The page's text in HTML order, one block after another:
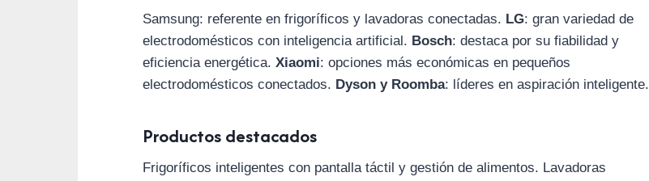
Samsung: referente en frigoríficos y lavadoras conectadas. LG: gran variedad de
electrodomésticos con inteligencia artificial. Bosch: destaca por su fiabilidad y
eficiencia energética. Xiaomi: opciones más económicas en pequeños
electrodomésticos conectados. Dyson y Roomba: líderes en aspiración inteligente.
Productos destacados
Frigoríficos inteligentes con pantalla táctil y gestión de alimentos. Lavadoras